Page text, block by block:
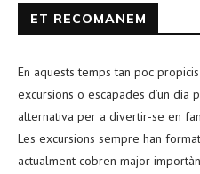
ET RECOMANEM
En aquests temps tan poc
excursions o escapades d’un dia
alternativa per a divertir-se en
Les excursions sempre han
actualment cobren major